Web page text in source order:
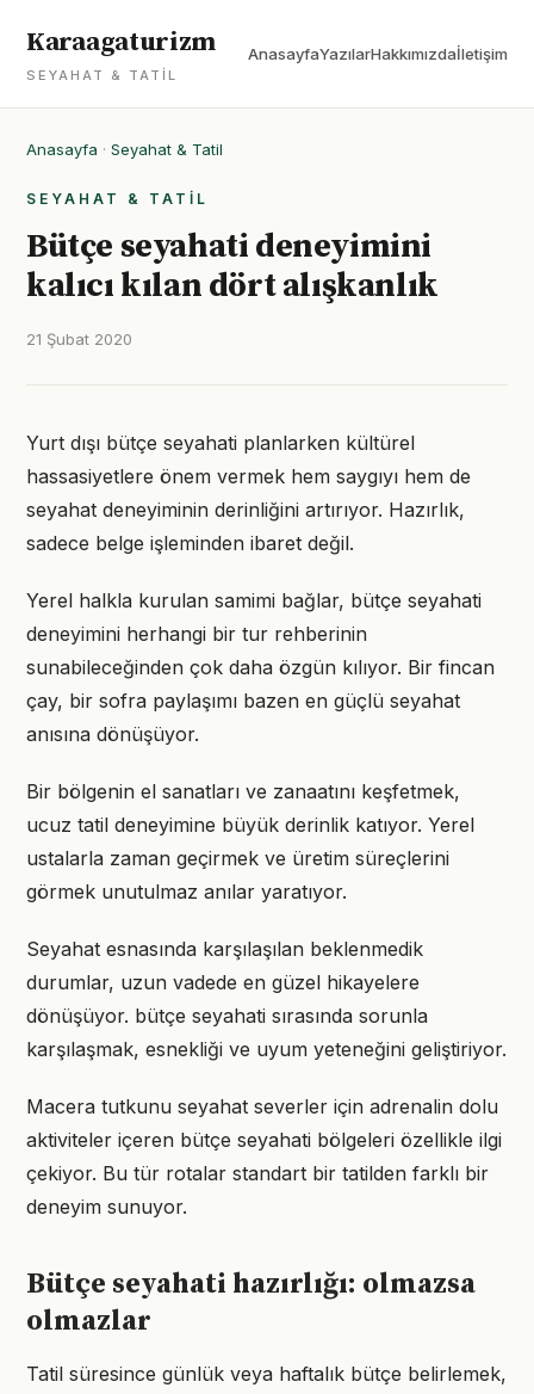
Karaagaturizm
SEYAHAT & TATIL
AnasayfaYazılarHakkımızdaİletişim
Anasayfa · Seyahat & Tatil
SEYAHAT & TATIL
Bütçe seyahati deneyimini
kalıcı kılan dört alışkanlık
21 Şubat 2020
Yurt dışı bütçe seyahati planlarken kültürel
hassasiyetlere önem vermek hem saygıyı hem de
seyahat deneyiminin derinliğini artırıyor. Hazırlık,
sadece belge işleminden ibaret değil.
Yerel halkla kurulan samimi bağlar, bütçe seyahati
deneyimini herhangi bir tur rehberinin
sunabileceğinden çok daha özgün kılıyor. Bir fincan
çay, bir sofra paylaşımı bazen en güçlü seyahat
anısına dönüşüyor.
Bir bölgenin el sanatları ve zanaatını keşfetmek,
ucuz tatil deneyimine büyük derinlik katıyor. Yerel
ustalarla zaman geçirmek ve üretim süreçlerini
görmek unutulmaz anılar yaratıyor.
Seyahat esnasında karşılaşılan beklenmedik
durumlar, uzun vadede en güzel hikayelere
dönüşüyor. bütçe seyahati sırasında sorunla
karşılaşmak, esnekliği ve uyum yeteneğini geliştiriyor.
Macera tutkunu seyahat severler için adrenalin dolu
aktiviteler içeren bütçe seyahati bölgeleri özellikle ilgi
çekiyor. Bu tür rotalar standart bir tatilden farklı bir
deneyim sunuyor.
Bütçe seyahati hazırlığı: olmazsa
olmazlar
Tatil süresince günlük veya haftalık bütçe belirlemek,